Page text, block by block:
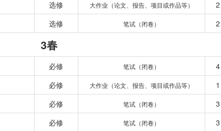
选修 大作业（论文、报告、项目或作品等） 2
选修 笔试（闭卷） 2
3春
必修 笔试（闭卷） 4
必修 大作业（论文、报告、项目或作品等） 1
必修 笔试（闭卷） 3
必修 笔试（闭卷） 3